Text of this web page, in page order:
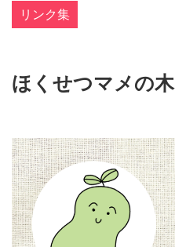
リンク集
ほくせつマメの木